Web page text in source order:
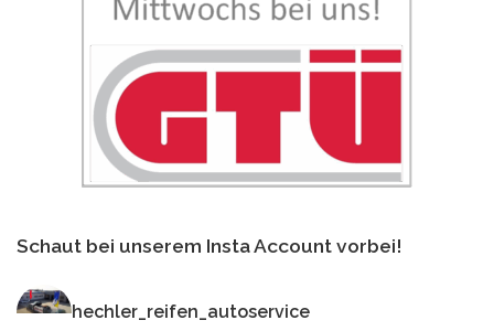
Schaut bei unserem Insta Account vorbei!
hechler_reifen_autoservice